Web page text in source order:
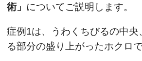
術」 についてご説明します。
症例1は、うわくちびるの中央
る部分の盛り上がったホクロで